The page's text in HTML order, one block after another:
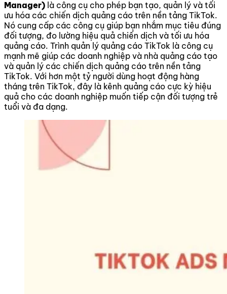
Manager) là công cụ cho phép bạn tạo, quản lý và tối
ưu hóa các chiến dịch quảng cáo trên nền tảng TikTok.
Nó cung cấp các công cụ giúp bạn nhắm mục tiêu đúng
đối tượng, đo lường hiệu quả chiến dịch và tối ưu hóa
quảng cáo. Trình quản lý quảng cáo TikTok là công cụ
mạnh mẽ giúp các doanh nghiệp và nhà quảng cáo tạo
và quản lý các chiến dịch quảng cáo trên nền tảng
TikTok. Với hơn một tỷ người dùng hoạt động hàng
tháng trên TikTok, đây là kênh quảng cáo cực kỳ hiệu
quả cho các doanh nghiệp muốn tiếp cận đối tượng trẻ
tuổi và đa dạng.